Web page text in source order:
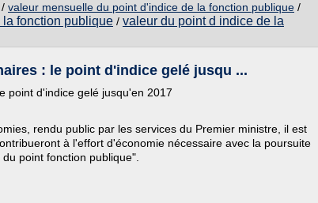
/ valeur mensuelle du point d'indice de la fonction publique /
fonction publique / valeur du point d indice de la
: le point d'indice gelé jusqu ...
point d'indice gelé jusqu'en 2017
rendu public par les services du Premier ministre, il est
à l'effort d'économie nécessaire avec la poursuite
point fonction publique".